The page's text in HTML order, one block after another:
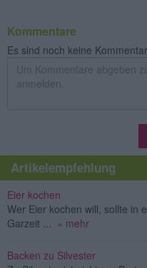
Kommentare
Es sind noch keine
Artikelempfehlung
Eier kochen
Wer Eier kochen will, sollte in
Garzeit ...
» mehr
Backen zu Silvester